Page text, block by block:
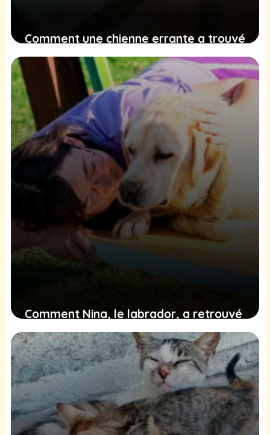
Comment une chienne errante a trouvé
espoir et un nouveau foyer grâce à
l’effort communautaire
1 février 2025
Comment Nina, le labrador, a retrouvé
joie et sécurité dans un nouveau chez-
soi après une épreuve difficile
28 janvier 2025